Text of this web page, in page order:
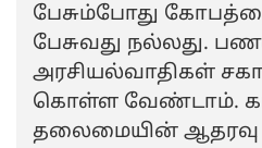
பேசும்போது
பேசுவது நல்லது.
அரசியல்வாதிகள்
கொள்ள வேண்டாம்.
தலைமையின் ஆதரவு